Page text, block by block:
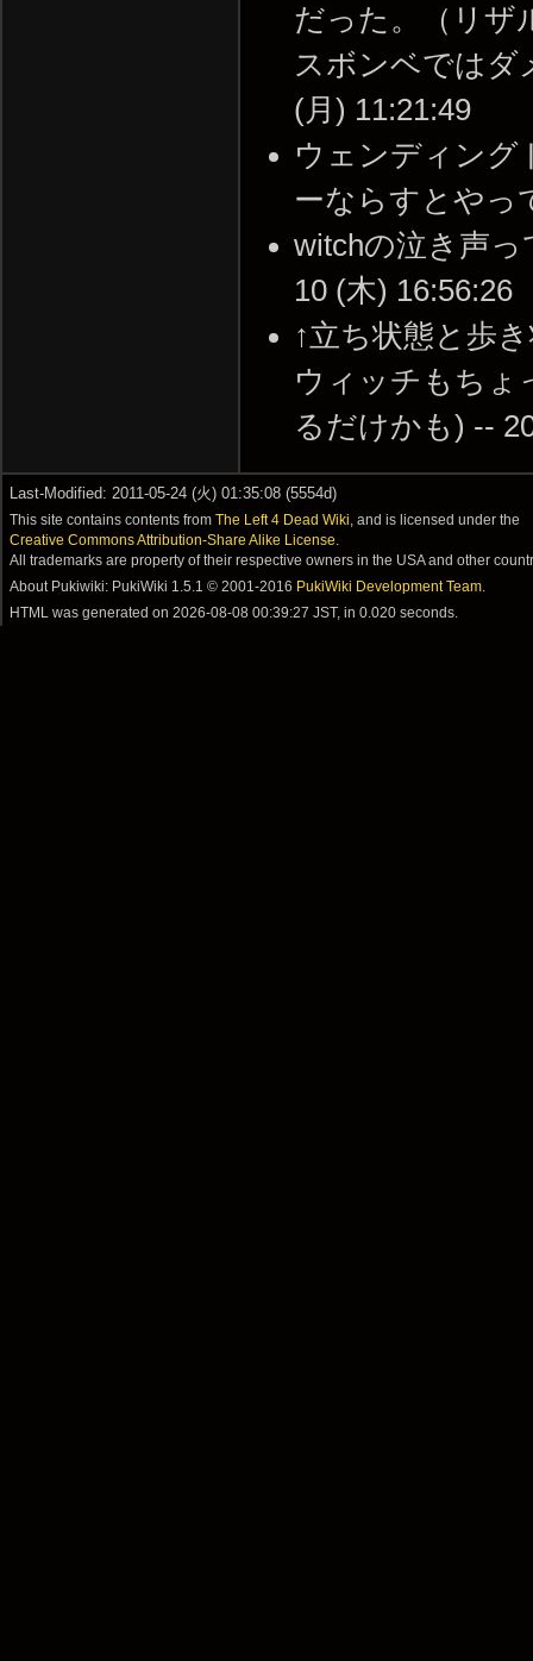
だった。（リザ
スボンベではダ
(月) 11:21:49
ウェンディング
ーならすとやっ
witchの泣き声
10 (木) 16:56:26
↑立ち状態と歩
ウィッチもちょ
るだけかも) --
Last-Modified: 2011-05-24 (火) 01:35:08 (5554d)
This site contains contents fromThe Left 4 Dead Wiki , and is licensed under the
Creative Commons Attribution-Share Alike License
All trademarks are property of their respective owners in the USA and other
About Pukiwiki: PukiWiki 1.5.1 © 2001-2016 PukiWiki Development Team
HTML was generated on2026-08-08 00:39:27 JST, in 0.020 seconds.